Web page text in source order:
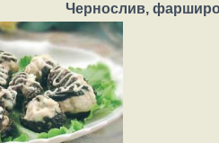
Чернослив,